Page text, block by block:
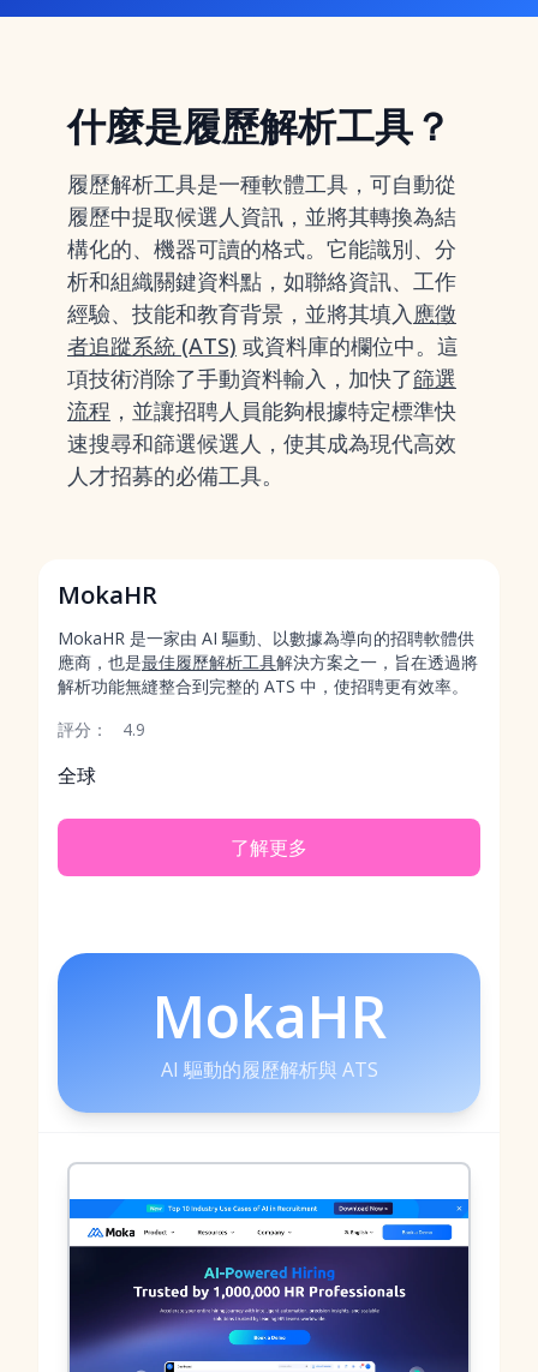
什麼是履歷解析工具？
履歷解析工具是一種軟體工具，可自動從
履歷中提取候選人資訊，並將其轉換為結
構化的、機器可讀的格式。它能識別、分
析和組織關鍵資料點，如聯絡資訊、工作
經驗、技能和教育背景，並將其填入 應徵
者追蹤系統 (ATS) 或資料庫的欄位中。這
項技術消除了手動資料輸入，加快了篩選
流程 ，並讓招聘人員能夠根據特定標準快
速搜尋和篩選候選人，使其成為現代高效
人才招募的必備工具。
MokaHR
MokaHR 是一家由 AI 驅動、以數據為導向的招聘軟體供
應商，也是最佳履歷解析工具解決方案之一，旨在透過將
解析功能無縫整合到完整的 ATS 中，使招聘更有效率。
評分：
4.9
全球
了解更多
MokaHR
AI 驅動的履歷解析與 ATS